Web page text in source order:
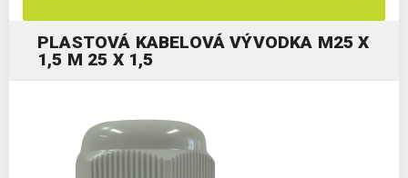
PLASTOVÁ KABELOVÁ VÝVODKA M25 X
1,5 M 25 X 1,5